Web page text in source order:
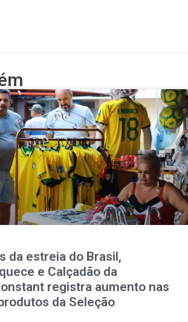
da estreia do Brasil,
e Calçadão da
registra aumento nas
da Seleção